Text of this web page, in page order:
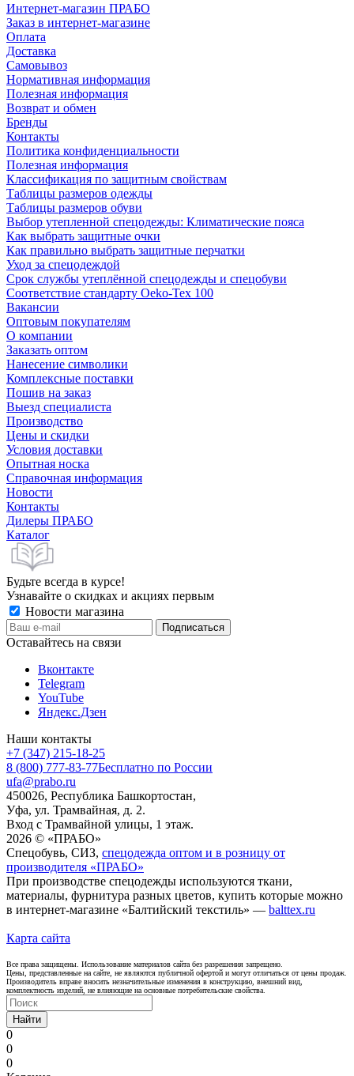
Интернет-магазин ПРАБО
Заказ в интернет-магазине
Оплата
Доставка
Самовывоз
Нормативная информация
Полезная информация
Возврат и обмен
Бренды
Контакты
Политика конфиденциальности
Полезная информация
Классификация по защитным свойствам
Таблицы размеров одежды
Таблицы размеров обуви
Выбор утепленной спецодежды: Климатические пояса
Как выбрать защитные очки
Как правильно выбрать защитные перчатки
Уход за спецодеждой
Срок службы утеплённой спецодежды и спецобуви
Соответствие стандарту Oeko-Tex 100
Вакансии
Оптовым покупателям
О компании
Заказать оптом
Нанесение символики
Комплексные поставки
Пошив на заказ
Выезд специалиста
Производство
Цены и скидки
Условия доставки
Опытная носка
Справочная информация
Новости
Контакты
Дилеры ПРАБО
Каталог
Будьте всегда в курсе!
Узнавайте о скидках и акциях первым
Новости магазина
Оставайтесь на связи
Вконтакте
Telegram
YouTube
Яндекс.Дзен
Наши контакты
+7 (347) 215-18-25
8 (800) 777-83-77Бесплатно по России
ufa@prabo.ru
450026, Республика Башкортостан,
Уфа, ул. Трамвайная, д. 2.
Вход с Трамвайной улицы, 1 этаж.
2026 © «ПРАБО»
Спецобувь, СИЗ, спецодежда оптом и в розницу от
производителя «ПРАБО»
При производстве спецодежды используются ткани,
материалы, фурнитура разных цветов, купить которые можно
в интернет-магазине «Балтийский текстиль» — balttex.ru
Карта сайта
Все права защищены. Использование материалов сайта без разрешения запрещено.
Цены, представленные на сайте, не являются публичной офертой и могут отличаться от цены продаж.
Производитель вправе вносить незначительные изменения в конструкцию, внешний вид,
комплектность изделий, не влияющие на основные потребительские свойства.
Найти
0
0
0